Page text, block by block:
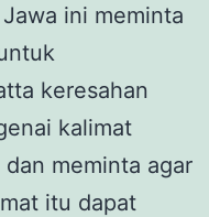
ini meminta
keresahan
kalimat
meminta agar
itu dapat